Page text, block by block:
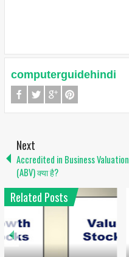
computerguidehindi
Next
Accredited in Business Valuation
(ABV) क्या है?
Related Posts